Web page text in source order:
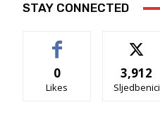
STAY CONNECTED
0
Likes
3,912
Sljedbenici